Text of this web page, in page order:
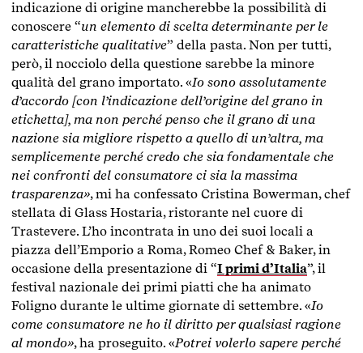
indicazione di origine mancherebbe la possibilità di
conoscere “un elemento di scelta determinante per le
caratteristiche qualitative” della pasta. Non per tutti,
però, il nocciolo della questione sarebbe la minore
qualità del grano importato. «Io sono assolutamente
d’accordo [con l’indicazione dell’origine del grano in
etichetta], ma non perché penso che il grano di una
nazione sia migliore rispetto a quello di un’altra, ma
semplicemente perché credo che sia fondamentale che
nei confronti del consumatore ci sia la massima
trasparenza», mi ha confessato Cristina Bowerman, chef
stellata di Glass Hostaria, ristorante nel cuore di
Trastevere. L’ho incontrata in uno dei suoi locali a
piazza dell’Emporio a Roma, Romeo Chef & Baker, in
occasione della presentazione di “I primi d’Italia”, il
festival nazionale dei primi piatti che ha animato
Foligno durante le ultime giornate di settembre. «Io
come consumatore ne ho il diritto per qualsiasi ragione
al mondo», ha proseguito. «Potrei volerlo sapere perché